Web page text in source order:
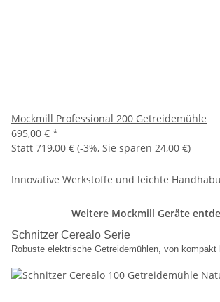
Mockmill Professional 200 Getreidemühle
695,00 € *
Statt 719,00 € (-3%, Sie sparen 24,00 €)
Innovative Werkstoffe und leichte
Weitere Mockmill Geräte
Schnitzer Cerealo Serie
Robuste elektrische Getreidemühlen, von kompakt